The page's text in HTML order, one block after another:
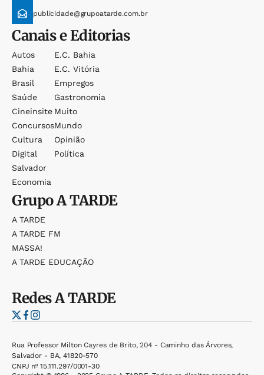
publicidade@grupoatarde.com.br
Canais e Editorias
Autos
Bahia
Brasil
Saúde
Cineinsite
Concursos
Cultura
Digital
Salvador
Economia
E.c. Bahia
E.c. Vitória
Empregos
Gastronomia
Muito
Mundo
Opinião
Política
GrupoA TARDE
A TARDE
A TARDE FM
MASSA!
A TARDE EDUCAÇÃO
RedesA TARDE
Rua Professor Milton Cayres de Brito, 204 - Caminho das Árvores,
Salvador - BA, 41820-570
CNPJ nº 15.111.297/0001-30